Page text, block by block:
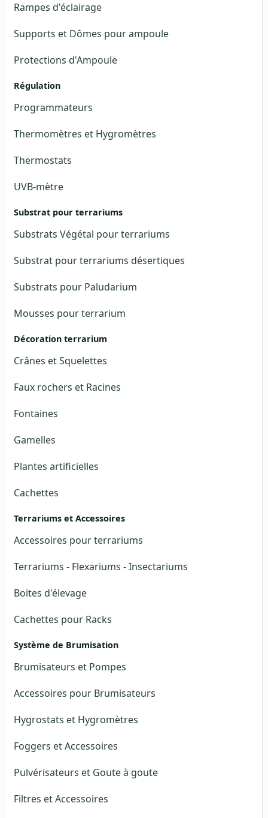
Rampes d'éclairage
Supports et Dômes pour ampoule
Protections d'Ampoule
Régulation
Programmateurs
Thermomètres et Hygromètres
Thermostats
UVB-mètre
Substrat pour terrariums
Substrats Végétal pour terrariums
Substrat pour terrariums désertiques
Substrats pour Paludarium
Mousses pour terrarium
Décoration terrarium
Crânes et Squelettes
Faux rochers et Racines
Fontaines
Gamelles
Plantes artificielles
Cachettes
Terrariums et Accessoires
Accessoires pour terrariums
Terrariums - Flexariums - Insectariums
Boites d'élevage
Cachettes pour Racks
Système de Brumisation
Brumisateurs et Pompes
Accessoires pour Brumisateurs
Hygrostats et Hygromètres
Foggers et Accessoires
Pulvérisateurs et Goute à goute
Filtres et Accessoires